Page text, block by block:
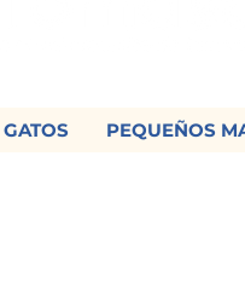
GATOS PEQUEÑOS